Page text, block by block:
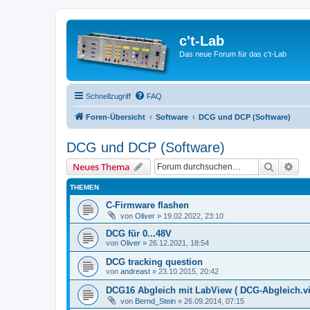
c't-Lab
Das neue Forum für das c't-Lab
Schnellzugriff FAQ
Foren-Übersicht Software DCG und DCP (Software)
DCG und DCP (Software)
Neues Thema Suche
THEMEN
C-Firmware flashen
von Oliver » 19.02.2022, 23:10
DCG für 0...48V
von Oliver » 26.12.2021, 18:54
DCG tracking question
von andreast » 23.10.2015, 20:42
DCG16 Abgleich mit LabView ( DCG-
von Bernd_Stein » 26.09.2014, 07:15